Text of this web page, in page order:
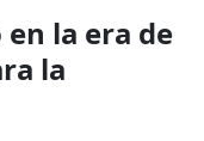
la era de
la